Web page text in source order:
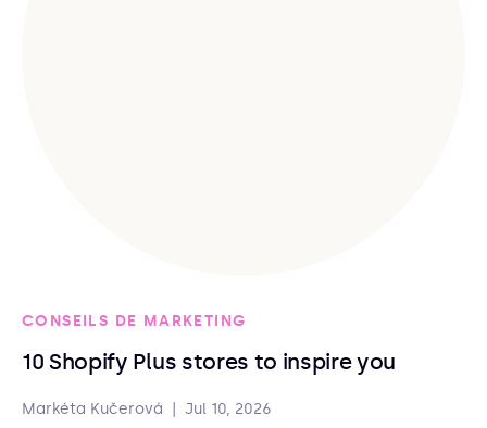
CONSEILS DE MARKETING
10 Shopify Plus stores to inspire you
Markéta Kučerová Jul 10, 2026